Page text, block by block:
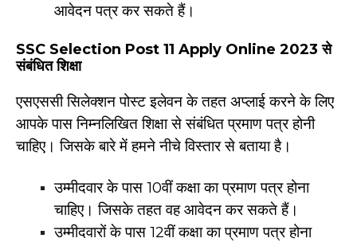
आवेदन पत्र कर सकते हैं।
SSC Selection Post 11 Apply Online 2023 से
संबंधित शिक्षा
एसएससी सिलेक्शन पोस्ट इलेवन के तहत अप्लाई करने के लिए
आपके पास निम्नलिखित शिक्षा से संबंधित प्रमाण पत्र होनी
चाहिए। जिसके बारे में हमने नीचे विस्तार से बताया है।
उम्मीदवार के पास 10वीं कक्षा का प्रमाण पत्र होना
चाहिए। जिसके तहत वह आवेदन कर सकते हैं।
उम्मीदवारों के पास 12वीं कक्षा का प्रमाण पत्र होना